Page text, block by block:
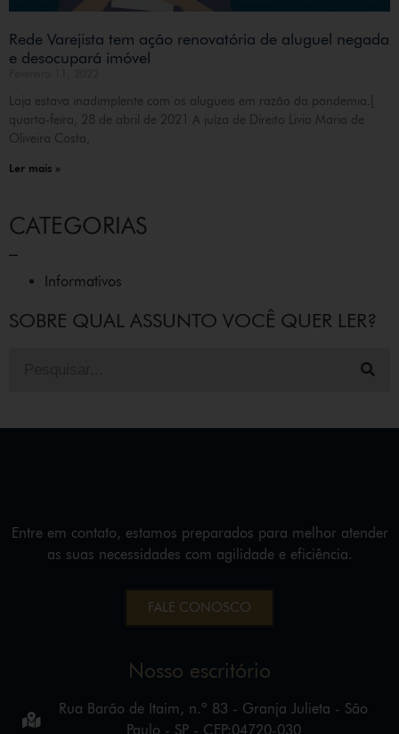
Rede Varejista tem ação renovatória de aluguel negada
e desocupará imóvel
Loja estava inadimplente com os alugueis em razão da pandemia.[
quarta-feira, 28 de abril de 2021 A juíza de Direito Livia Maria de
Oliveira Costa,
Ler mais »
CATEGORIAS
Informativos
SOBRE QUAL ASSUNTO VOCÊ QUER LER?
Entre em contato, estamos preparados para melhor atender
as suas necessidades com agilidade e eficiência.
FALE CONOSCO
Nosso escritório
Rua Barão de Itaim, n.º 83 - Granja Julieta - São
Paulo - SP - CEP:04720-030